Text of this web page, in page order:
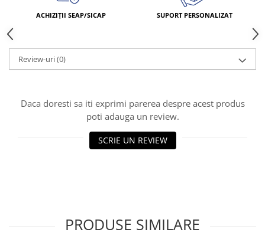
ACHIZIȚII SEAP/SICAP SUPORT PERSONALIZAT
Review-uri(0)
Daca doresti sa iti exprimi parerea despre acest produs
poti adauga un review.
SCRIE UN REVIEW
PRODUSE SIMILARE